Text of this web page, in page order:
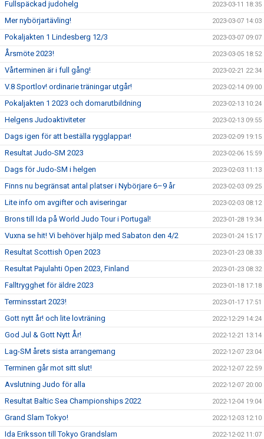
Fullspäckad judohelg 2023-03-11 18:35
Mer nybörjartävling! 2023-03-07 14:03
Pokaljakten 1 Lindesberg 12/3 2023-03-07 09:07
Årsmöte 2023! 2023-03-05 18:52
Vårterminen är i full gång! 2023-02-21 22:34
V.8 Sportlov! ordinarie träningar utgår! 2023-02-14 09:00
Pokaljakten 1 2023 och domarutbildning 2023-02-13 10:24
Helgens Judoaktiviteter 2023-02-13 09:55
Dags igen för att beställa rygglappar! 2023-02-09 19:15
Resultat Judo-SM 2023 2023-02-06 15:59
Dags för Judo-SM i helgen 2023-02-03 11:13
Finns nu begränsat antal platser i Nybörjare 6–9 år 2023-02-03 09:25
Lite info om avgifter och aviseringar 2023-02-03 08:12
Brons till Ida på World Judo Tour i Portugal! 2023-01-28 19:34
Vuxna se hit! Vi behöver hjälp med Sabaton den 4/2 2023-01-24 15:17
Resultat Scottish Open 2023 2023-01-23 08:33
Resultat Pajulahti Open 2023, Finland 2023-01-23 08:32
Falltrygghet för äldre 2023 2023-01-18 17:18
Terminsstart 2023! 2023-01-17 17:51
Gott nytt år! och lite lovträning 2022-12-29 14:24
God Jul & Gott Nytt År! 2022-12-21 13:14
Lag-SM årets sista arrangemang 2022-12-07 23:04
Terminen går mot sitt slut! 2022-12-07 22:59
Avslutning Judo för alla 2022-12-07 20:00
Resultat Baltic Sea Championships 2022 2022-12-04 19:04
Grand Slam Tokyo! 2022-12-03 12:10
Ida Eriksson till Tokyo Grandslam 2022-12-02 11:07